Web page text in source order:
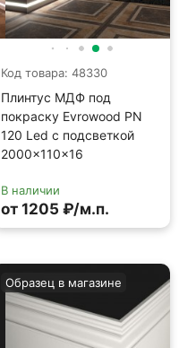
Код товара: 48330
Плинтус МДФ под
покраску Evrowood PN
120 Led с подсветкой
2000×110×16
В наличии
от 1205 ₽/м.п.
Образец в магазине